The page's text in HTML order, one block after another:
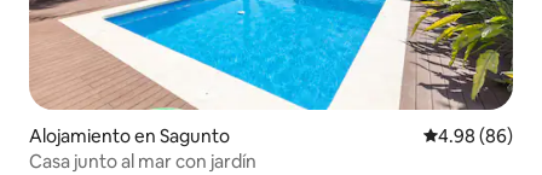
Alojamiento en Sagunto Calificación
4.98 (86)
Casa junto al mar con jardín